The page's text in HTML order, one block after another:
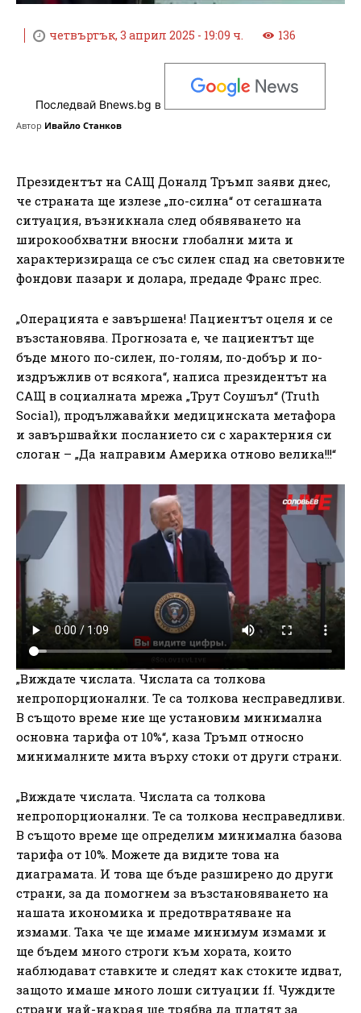
четвъртък, 3 април 2025 - 19:09 ч. 136
Последвай Bnews.bg в
Автор Ивайло Станков
Президентът на САЩ Доналд Тръмп заяви днес,
че страната ще излезе „по-силна“ от сегашната
ситуация, възникнала след обявяването на
широкообхватни вносни глобални мита и
характеризираща се със силен спад на световните
фондови пазари и долара, предаде Франс прес.
„Операцията е завършена! Пациентът оцеля и се
възстановява. Прогнозата е, че пациентът ще
бъде много по-силен, по-голям, по-добър и по-
издръжлив от всякога“, написа президентът на
САЩ в социалната мрежа „Трут Соушъл“ (Truth
Social), продължавайки медицинската метафора
и завършвайки посланието си с характерния си
слоган – „Да направим Америка отново велика!!!“
„Виждате числата. Числата са толкова
непропорционални. Те са толкова несправедливи.
В същото време ние ще установим минимална
основна тарифа от 10%“, каза Тръмп относно
минималните мита върху стоки от други страни.
„Виждате числата. Числата са толкова
непропорционални. Те са толкова несправедливи.
В същото време ще определим минимална базова
тарифа от 10%. Можете да видите това на
диаграмата. И това ще бъде разширено до други
страни, за да помогнем за възстановяването на
нашата икономика и предотвратяване на
измами. Така че ще имаме минимум измами и
ще бъдем много строги към хората, които
наблюдават ставките и следят как стоките идват,
защото имаше много лоши ситуации ff. Чуждите
страни най-накрая ще трябва да платят за